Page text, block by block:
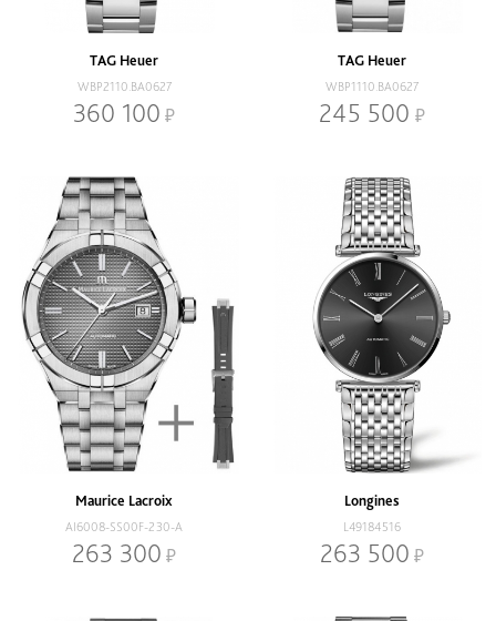
TAG Heuer
WBP2110.BA0627
360 100
TAG Heuer
WBP1110.BA0627
245 500
Maurice Lacroix
AI6008-SS00F-230-A
263 300
Longines
L49184516
263 500